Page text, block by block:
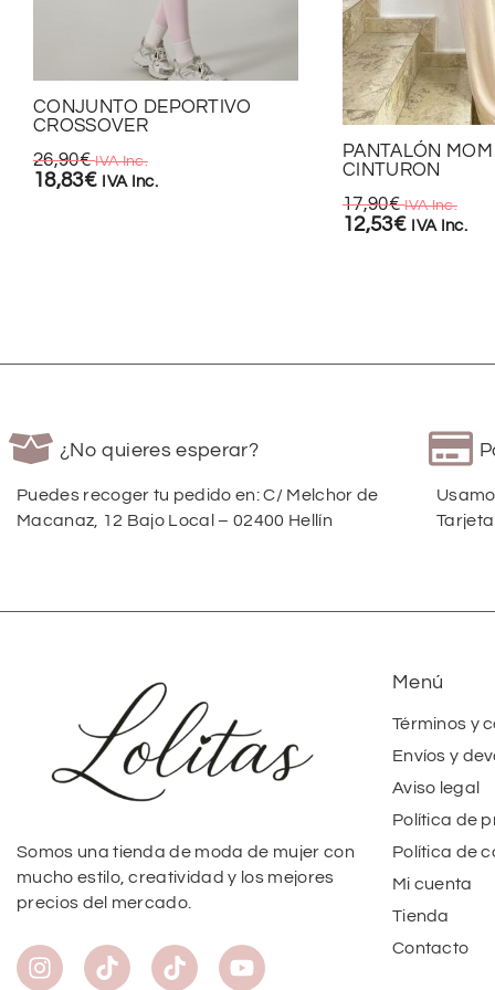
CONJUNTO DEPORTIVO
CROSSOVER
26,90€ IVA Inc.
18,83€ IVA Inc.
PANTALÓN
CINTURON
17,90€ IVA Inc.
12,53€ IVA Inc.
¿No quieres esperar?
Puedes recoger tu pedido en: C/ Melchor de
Macanaz, 12 Bajo Local – 02400 Hellín
Somos una tienda de moda de mujer con
mucho estilo, creatividad y los mejores
precios del mercado.
Menú
Términos y
Envíos y
Aviso legal
Política de
Política de
Mi cuenta
Tienda
Contacto